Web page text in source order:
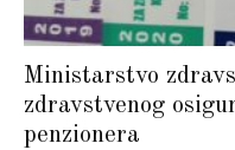
Ministarstvo
zdravstvenog
penzionera